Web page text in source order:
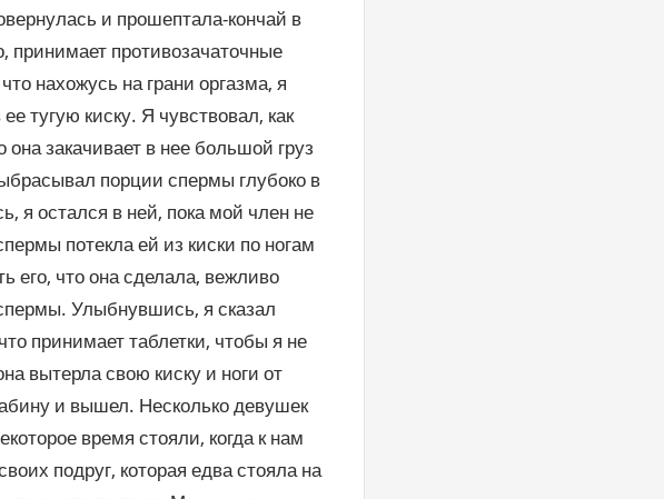
и прошептала-кончай в
принимает противозачаточные
нахожусь на грани оргазма, я
тугую киску. Я чувствовал, как
закачивает в нее большой груз
порции спермы глубоко в
я остался в ней, пока мой член не
потекла ей из киски по ногам
его, что она сделала, вежливо
Улыбнувшись, я сказал
принимает таблетки, чтобы я не
вытерла свою киску и ноги от
и вышел. Несколько девушек
время стояли, когда к нам
подруг, которая едва стояла на